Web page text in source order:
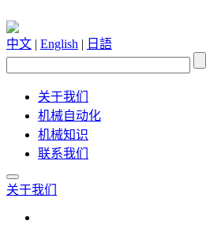
中文 | English | 日語
关于我们
机械自动化
机械知识
联系我们
关于我们